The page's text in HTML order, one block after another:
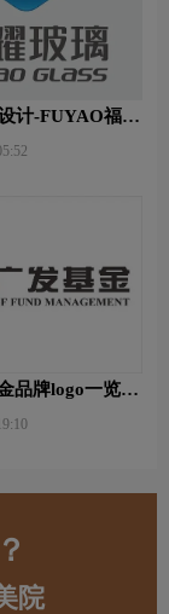
计-FUYAO福耀
品牌logo一览：
院